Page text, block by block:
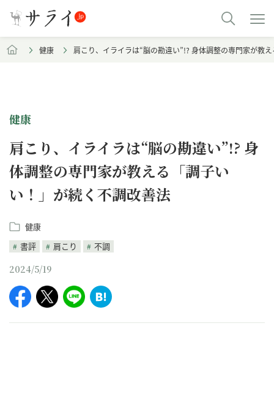
健康 肩こり、イライラは“脳の勘違い”!? 身体調整の専門家が教
健康
肩こり、イライラは“脳の勘違い”!? 身
体調整の専門家が教える「調子い
い！」が続く不調改善法
健康
書評
肩こり 不調
2024/5/19